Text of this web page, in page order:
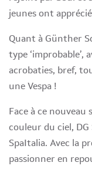
jeunes ont
Quant à Günther
type ‘improbable’,
acrobaties, bref,
une Vespa !
Face à ce
couleur du ciel, DG
SpaItalia. Avec la
passionner en